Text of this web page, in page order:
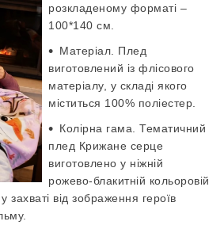
розкладеному форматі –
100*140 см.
Матеріал. Плед
виготовлений із флісового
матеріалу, у складі якого
міститься 100% поліестер.
Колірна гама. Тематичний
плед Крижане серце
виготовлено у ніжній
рожево-блакитній кольоровій
захваті від зображення героїв